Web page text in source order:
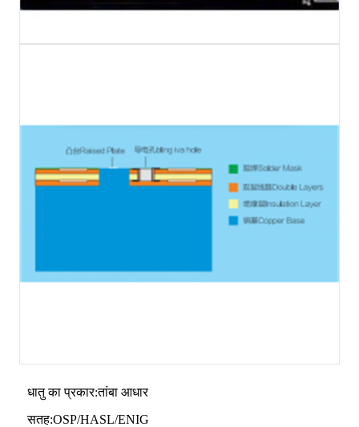
धातु का प्रकार:तांबा आधार
सतह:OSP/HASL/ENIG